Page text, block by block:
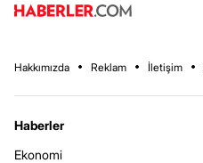
Hakkımızda Reklam İletişim
Haberler
Ekonomi